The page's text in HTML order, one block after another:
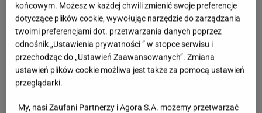
końcowym. Możesz w każdej chwili zmienić swoje preferencje
dotyczące plików cookie, wywołując narzędzie do zarządzania
twoimi preferencjami dot. przetwarzania danych poprzez
odnośnik „Ustawienia prywatności ” w stopce serwisu i
przechodząc do „Ustawień Zaawansowanych”. Zmiana
ustawień plików cookie możliwa jest także za pomocą ustawień
przeglądarki.
My, nasi Zaufani Partnerzy i Agora S.A. możemy przetwarzać